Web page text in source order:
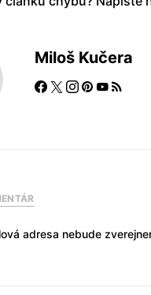
Miloš Kučera
adresa nebude